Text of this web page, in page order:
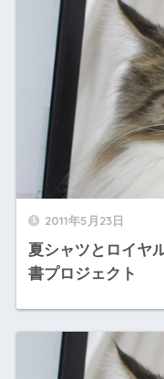
2011年5月23日
夏シャツとロイヤ
書プロジェクト